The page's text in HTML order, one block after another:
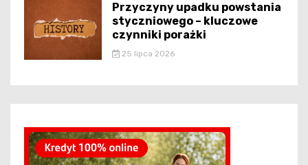
Przyczyny upadku powstania
styczniowego – kluczowe
czynniki porażki
25 lipca 2026